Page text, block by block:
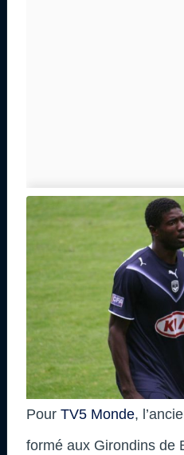
Pour TV5 Monde,
formé aux Girondins de